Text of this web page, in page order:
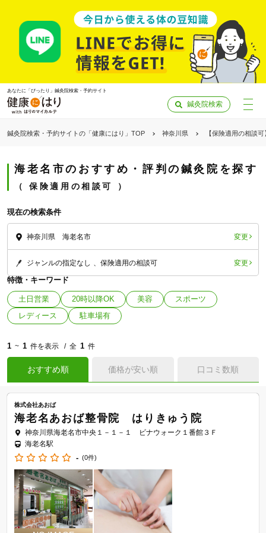
あなたに「ぴったり」鍼灸院検索・予約サイト
鍼灸院検索
鍼灸院検索・予約サイトの「健康にはり」TOP 神奈川県 【保険適用の相談
海老名市のおすすめ・評判の鍼灸院を探す
保険適用の相談可
現在の検索条件
神奈川県 海老名市 変更
ジャンルの指定なし 保険適用の相談可 変更
特徴・キーワード
土日営業 20時以降OK 美容
スポーツ
レディース
駐車場有
1 ~ 1 件を表示 全 1 件
おすすめ順 価格が安い順 口コミ数順
株式会社あおば
海老名あおば整骨院 はりきゅう院
神奈川県海老名市中央１－１－１ ビナウォーク１番館３Ｆ
海老名駅
- (0件)
「健康にはりを見た」